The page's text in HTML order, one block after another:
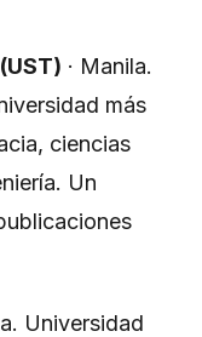
· Manila.
más
ciencias
Un
Universidad